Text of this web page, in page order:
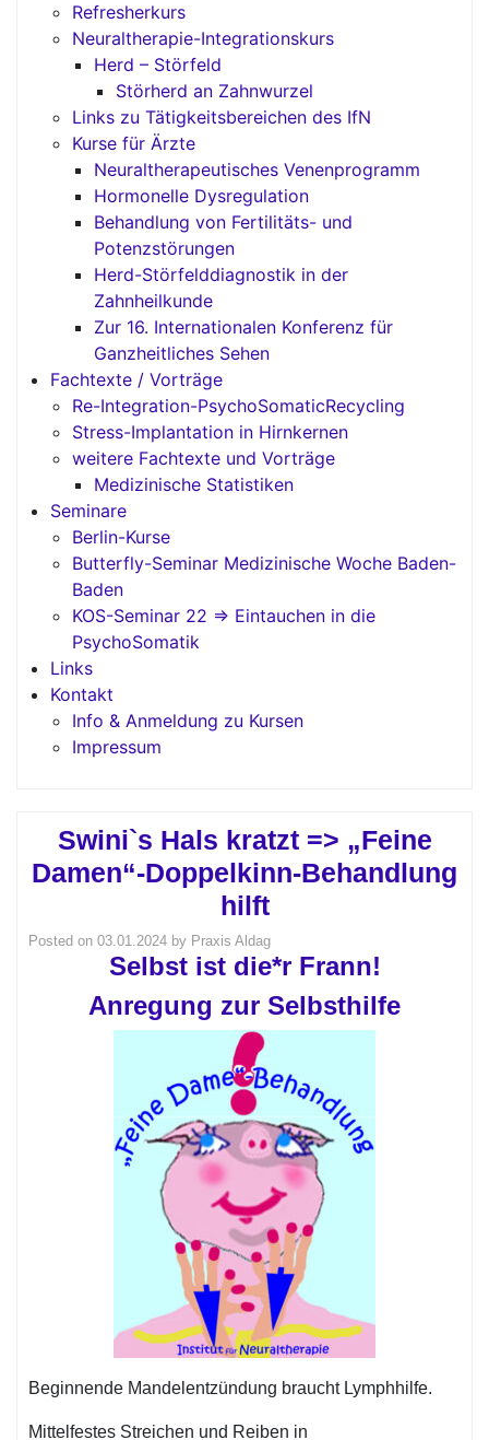
Refresherkurs
Neuraltherapie-Integrationskurs
Herd – Störfeld
Störherd an Zahnwurzel
Links zu Tätigkeitsbereichen des IfN
Kurse für Ärzte
Neuraltherapeutisches Venenprogramm
Hormonelle Dysregulation
Behandlung von Fertilitäts- und
Potenzstörungen
Herd-Störfelddiagnostik in der
Zahnheilkunde
Zur 16. Internationalen Konferenz für
Ganzheitliches Sehen
Fachtexte / Vorträge
Re-Integration-PsychoSomaticRecycling
Stress-Implantation in Hirnkernen
weitere Fachtexte und Vorträge
Medizinische Statistiken
Seminare
Berlin-Kurse
Butterfly-Seminar Medizinische Woche Baden-
Baden
KOS-Seminar 22 => Eintauchen in die
PsychoSomatik
Links
Kontakt
Info & Anmeldung zu Kursen
Impressum
Swini`s Hals kratzt => „Feine
Damen“-Doppelkinn-Behandlung
hilft
Posted on 03.01.2024 by Praxis Aldag
Selbst ist die*r Frann!
Anregung zur Selbsthilfe
Beginnende Mandelentzündung braucht Lymphhilfe.
Mittelfestes Streichen und Reiben in